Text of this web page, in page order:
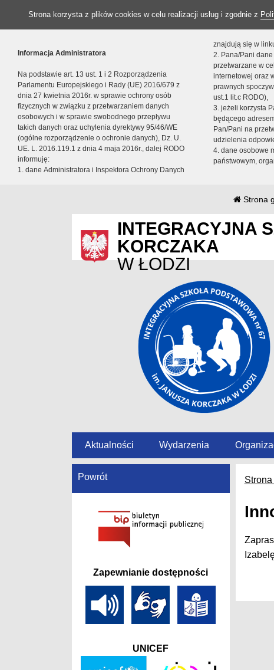
Strona korzysta z plików cookies w celu realizacji usług i zgodnie z
Informacja Administratora
Na podstawie art. 13 ust. 1 i 2 Rozporządzenia
Parlamentu Europejskiego i Rady (UE) 2016/679 z
dnia 27 kwietnia 2016r. w sprawie ochrony osób
fizycznych w związku z przetwarzaniem danych
osobowych i w sprawie swobodnego przepływu
takich danych oraz uchylenia dyrektywy 95/46/WE
(ogólne rozporządzenie o ochronie danych), Dz. U.
UE. L. 2016.119.1 z dnia 4 maja 2016r., dalej RODO
informuję:
1. dane Administratora i Inspektora Ochrony Danych
znajdują się w
2. Pana/Pani
przetwarzane w
internetowej oraz
prawnych
ust.1 lit.c RODO),
3. jeżeli korzysta
będącego
Pan/Pani na
udzielenia
4. dane osobowe
państwowym,
Strona
INTEGRACYJNA
KORCZAKA
W ŁODZI
Aktualności Wydarzenia
Strona
Powrót
Zapewnianie dostępności
UNICEF